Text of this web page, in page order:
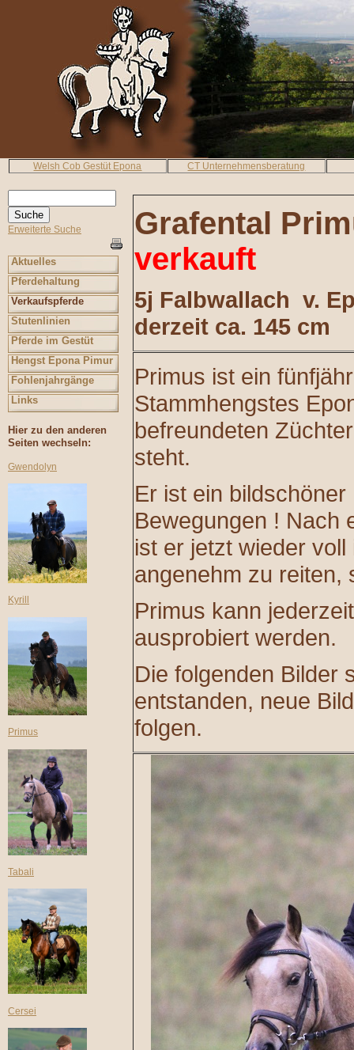
Welsh Cob Gestüt Epona CT Unternehmensberatung
Erweiterte Suche
Aktuelles
Pferdehaltung
Verkaufspferde
Stutenlinien
Pferde im Gestüt
Hengst Epona Pimur
Fohlenjahrgänge
Links
Hier zu den anderen
Seiten wechseln:
Gwendolyn
Kyrill
Primus
Tabali
Cersei
Grafental
verkauft
5j Falbwallach v.
derzeit ca. 145 cm
Primus ist ein
Stammhengstes
befreundeten
steht.
Er ist ein
Bewegungen ! Nach
ist er jetzt wieder
angenehm zu reiten,
Primus kann
ausprobiert werden.
Die folgenden Bilder
entstanden, neue
folgen.